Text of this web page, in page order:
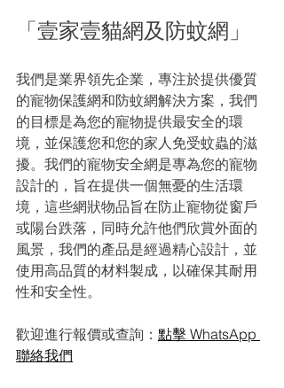
「壹家壹貓網及防蚊網」
我們是業界領先企業，專注於提供優質
的寵物保護網和防蚊網解決方案，我們
的目標是為您的寵物提供最安全的環
境，並保護您和您的家人免受蚊蟲的滋
擾。我們的寵物安全網是專為您的寵物
設計的，旨在提供一個無憂的生活環
境，這些網狀物品旨在防止寵物從窗戶
或陽台跌落，同時允許他們欣賞外面的
風景，我們的產品是經過精心設計，並
使用高品質的材料製成，以確保其耐用
性和安全性。
歡迎進行報價或查詢： 點擊 WhatsApp
聯絡我們